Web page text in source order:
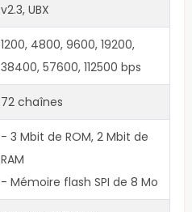
v2.3, UBX
1200, 4800, 9600, 19200,
38400, 57600, 112500 bps
72 chaînes
- 3 Mbit de ROM, 2 Mbit de
RAM
- Mémoire flash SPI de 8 Mo